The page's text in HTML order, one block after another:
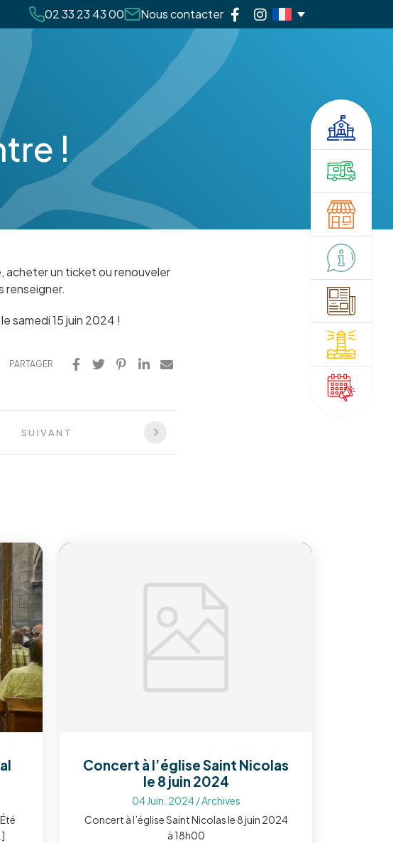
02 33 23 43 00 Nous contacter
!
acheter un ticket ou renouveler
renseigner.
samedi 15 juin 2024 !
PARTAGER
SUIVANT
Concert à l’église Saint Nicolas
le 8 juin 2024
04 Juin. 2024/Archives
Concert à l’église Saint Nicolas le 8 juin 2024
à 18h00